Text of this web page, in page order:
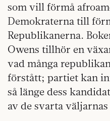
som vill förmå
Demokraterna till
Republikanerna.
Owens tillhör en
vad många
förstått; partiet kan
så länge dess
av de svarta